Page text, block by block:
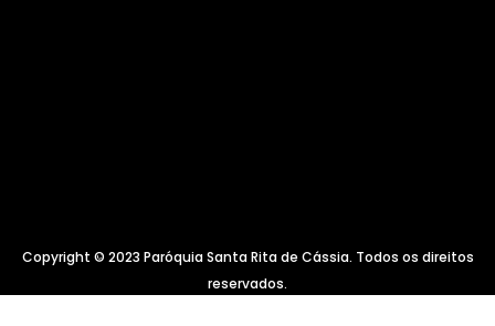
Copyright © 2023 Paróquia Santa Rita de Cássia. Todos os direitos
reservados.